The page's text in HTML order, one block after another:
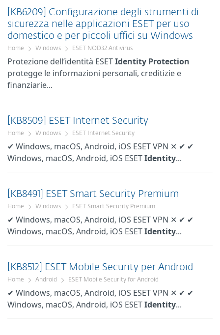
[KB6209] Configurazione degli strumenti di
sicurezza nelle applicazioni ESET per uso
domestico e per piccoli uffici su Windows
Home Windows ESET NOD32 Antivirus
Protezione dell’identità ESETIdentity Protection
protegge le informazioni personali, creditizie e
finanziarie...
[KB8509] ESET Internet Security
Home Windows ESET Internet Security
✔ Windows, macOS, Android, iOS ESET VPN ✕ ✔ ✔
Windows, macOS, Android, iOS ESETIdentity...
[KB8491] ESET Smart Security Premium
Home Windows ESET Smart Security Premium
✔ Windows, macOS, Android, iOS ESET VPN ✕ ✔ ✔
Windows, macOS, Android, iOS ESETIdentity...
[KB8512] ESET Mobile Security per Android
Home Android ESET Mobile Security for Android
✔ Windows, macOS, Android, iOS ESET VPN ✕ ✔ ✔
Windows, macOS, Android, iOS ESETIdentity...